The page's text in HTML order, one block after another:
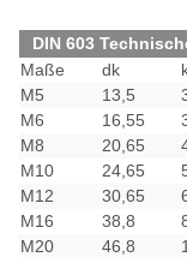
DIN 603
Maße
dk
M5
13,5
M6
16,55
M8
20,65
M10
24,65
M12
30,65
M16
38,8
M20
46,8